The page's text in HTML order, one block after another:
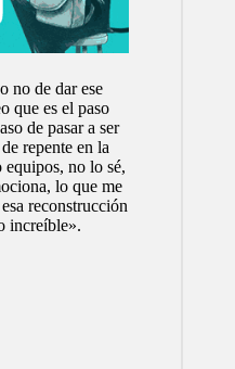
no de dar ese
que es el paso
de pasar a ser
repente en la
equipos, no lo sé,
lo que me
reconstrucción
increíble».